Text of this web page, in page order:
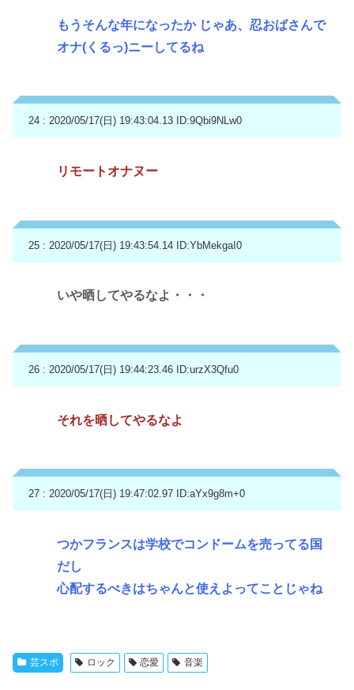
もうそんな年になったか じゃあ、忍おばさんで
オナ(くるっ)ニーしてるね
24 : 2020/05/17(日) 19:43:04.13 ID:9Qbi9NLw0
リモートオナヌー
25 : 2020/05/17(日) 19:43:54.14 ID:YbMekgaI0
いや晒してやるなよ・・・
26 : 2020/05/17(日) 19:44:23.46 ID:urzX3Qfu0
それを晒してやるなよ
27 : 2020/05/17(日) 19:47:02.97 ID:aYx9g8m+0
つかフランスは学校でコンドームを売ってる国
だし
心配するべきはちゃんと使えよってことじゃね
芸スポ ロック 恋愛 音楽